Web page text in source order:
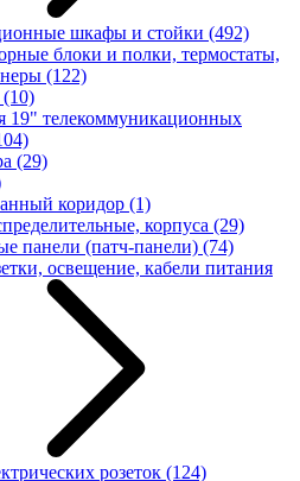
шкафы и стойки (492)
блоки и полки, термостаты,
(122)
(10)
19" телекоммуникационных
(29)
коридор (1)
корпуса (29)
панели (патч-панели) (74)
освещение, кабели питания
розеток (124)